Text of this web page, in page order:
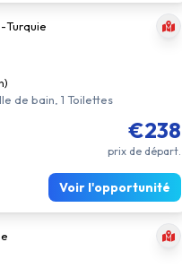
-Turquie
de bain, 1 Toilettes
€238
prix de départ.
Voir l'opportunité